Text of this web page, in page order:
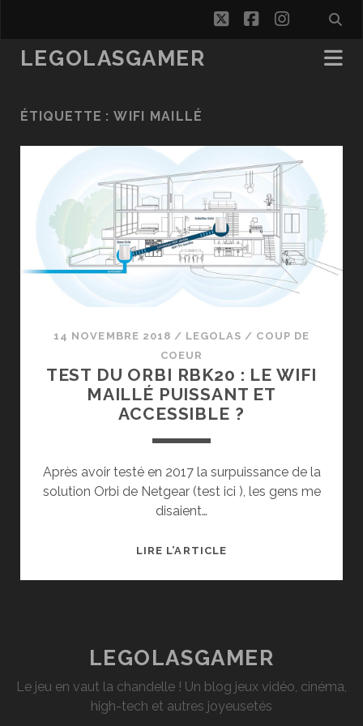
twitterfacebook
LEGOLASGAMER
ÉTIQUETTE :WIFI MAILLÉ
14 NOVEMBRE 2018 / LEGOLAS / COUP DE
COEUR
TEST DU ORBI RBK20 : LE WIFI
MAILLÉ PUISSANT ET
ACCESSIBLE ?
Après avoir testé en 2017 la surpuissance de la
solution Orbi de Netgear (test ici ), les gens me
disaient…
LIRE L’ARTICLETEST
WIFI
MAILLÉ
PUISSANT
LEGOLASGAMER
Le jeu en vaut la chandelle ! Un blog jeux vidéo, cinéma,
high-tech et autres joyeusetés